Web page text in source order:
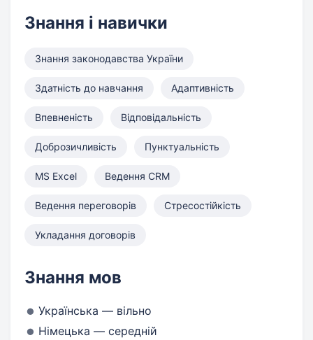
Знання і навички
Знання законодавства України
Здатність до навчання Адаптивність
Впевненість Відповідальність
Доброзичливість Пунктуальність
MS Excel Ведення CRM
Ведення переговорів Стресостійкість
Укладання договорів
Знання мов
Українська — вільно
Німецька — середній